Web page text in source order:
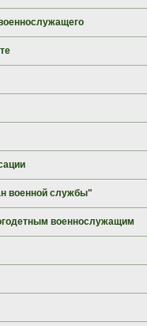
военной службы"
военнослужащим